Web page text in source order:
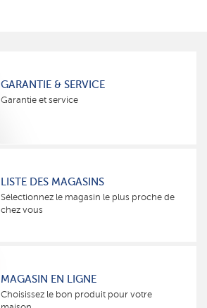
GARANTIE & SERVICE
Garantie et service
LISTE DES MAGASINS
Sélectionnez le magasin le plus proche de
chez vous
MAGASIN EN LIGNE
Choisissez le bon produit pour votre